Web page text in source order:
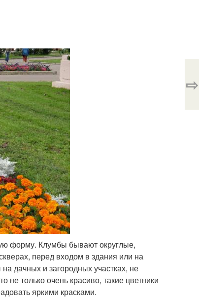
форму. Клумбы бывают округлые,
перед входом в здания или на
дачных и загородных участках, не
только очень красиво, такие цветники
яркими красками.
⇨